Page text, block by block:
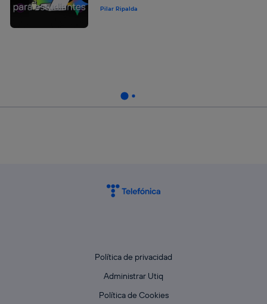
Pilar Ripalda
Política de privacidad
Administrar Utiq
Política de Cookies